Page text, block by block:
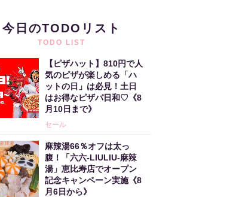
今日のTODOリスト
TODO LIST
【ピザハット】810円で人
気のピザが楽しめる「ハ
ットの日」は必見！土日
はお得なピザパ日和♡《8
月10日まで》
セール
麻辣湯66％オフは太っ
腹！「六六-LIULIU-麻辣
湯」恵比寿店でオープン
記念キャンペーン実施《8
月6日から》